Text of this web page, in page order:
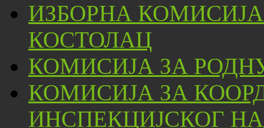
ИЗБОРНА
КОСТОЛАЦ
КОМИСИЈА ЗА
КОМИСИЈА ЗА
ИНСПЕКЦИЈСКОГ